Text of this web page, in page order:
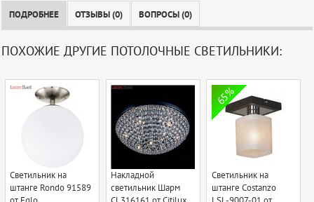
ПОДРОБНЕЕ ОТЗЫВЫ (0) ВОПРОСЫ (0)
ПОХОЖИЕ ДРУГИЕ ПОТОЛОЧНЫЕ СВЕТИЛЬНИКИ:
Светильник на
штанге Rondo 91589
Накладной
светильник Шарм
65%
Светильник на
штанге Costanzo